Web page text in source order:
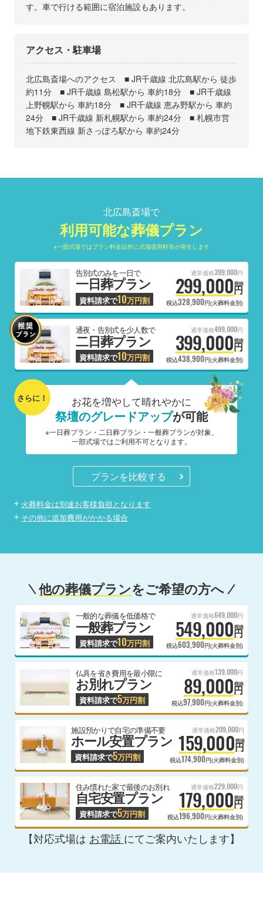
す。車で行ける範囲に宿泊施設もあります。
アクセス・駐車場
北広島斎場へのアクセス ■ JR千歳線 北広島駅から 徒歩
約11分 ■ JR千歳線 島松駅から 車約18分 ■ JR千歳線
上野幌駅から 車約18分 ■ JR千歳線 恵み野駅から 車約
24分 ■ JR千歳線 新札幌駅から 車約24分 ■ 札幌市営
地下鉄東西線 新さっぽろ駅から 車約24分
北広島斎場で
利用可能な葬儀プラン
※一部式場ではプラン料金以外に式場使用料等が発生します
告別式のみを一日で
一日葬プラン
資料請求で10万円割
通常価格399,000円
299,000円
税抜
税込328,900円(火葬料金別)
通夜・告別式を少人数で
二日葬プラン
資料請求で10万円割
通常価格499,000円
399,000円
税抜
税込438,900円(火葬料金別)
さらに！ お花を増やして晴れやかに
祭壇のグレードアップが可能
※一日葬プラン・二日葬プラン・一般葬プランが対象、
一部式場ではご利用不可となります。
プランを比較する
火葬料金は別途お客様負担となります
その他に追加費用がかかる場合
他の葬儀プランをご希望の方へ
一般的な葬儀を低価格で
一般葬プラン
資料請求で10万円割
通常価格649,000円
549,000円
税抜
税込603,900円(火葬料金別)
仏具を省き費用を最小限に
お別れプラン
資料請求で5万円割
通常価格139,000円
89,000円
税抜
税込97,900円(火葬料金別)
施設預かりで自宅の準備不要
ホール安置プラン
資料請求で5万円割
通常価格209,000円
159,000円
税抜
税込174,900円(火葬料金別)
住み慣れた家で最後のお別れ
自宅安置プラン
資料請求で5万円割
通常価格229,000円
179,000円
税抜
税込196,900円(火葬料金別)
【対応式場は お電話 にてご案内いたします】